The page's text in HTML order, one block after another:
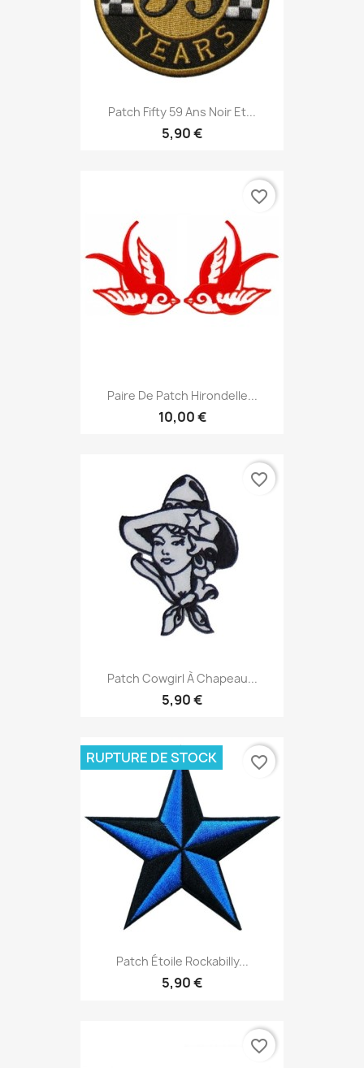
Patch Fifty 59 Ans Noir Et...
5,90 €
Paire De Patch Hirondelle...
10,00 €
favorite_border
Patch Cowgirl À Chapeau...
5,90 €
favorite_border
Patch Étoile Rockabilly...
5,90 €
RUPTURE DE STOCK favorite_border
favorite_border